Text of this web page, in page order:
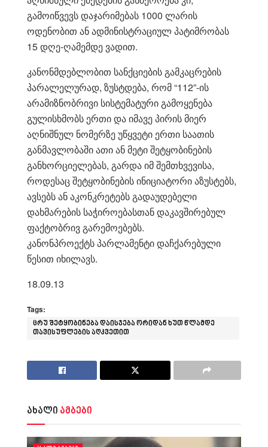
გამოიწვევს დაჯარიმებას 1000 ლარის
ოდენობით ან ადმინისტრაციულ პატიმრობას
15 დღე-ღამემდე ვადით.
კანონმდებლობით სანქციების გამკაცრების
პარალელურად, ზუსტდება, რომ “112”-ის
არამიზნობრივი სისტემატური გამოყენება
გულისხმობს ერთი და იმავე პირის მიერ
აღნიშნულ ნომერზე უწყვეტი ერთი საათის
განმავლობაში ათი ან მეტი შეტყობინების
განხორციელებას, გარდა იმ შემთხვევისა,
როდესაც შეტყობინების ინიციატორი აზუსტებს,
ავსებს ან აკონკრეტებს გადაუდებელი
დახმარების საჭიროებასთან დაკავშირებულ
ფაქტობრივ გარემოებებს.
კანონპროექტს პარლამენტი დაჩქარებული
წესით იხილავს.
18.09.13
Tags:
ცრუ შეტყობინება დაისჯება ორიდან ხუთ წლამდე
თავისუფლების აღკვეთით
ახალი ამბები